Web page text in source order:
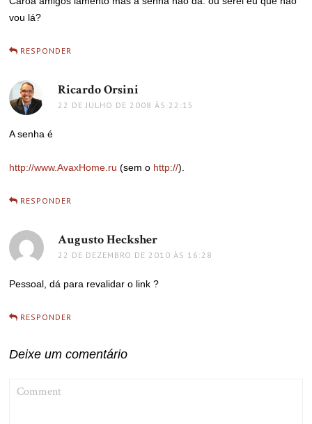
vou lá?
RESPONDER
Ricardo Orsini
22 DE JULHO DE 2008 ÀS 22:15
A senha é
http://www.AvaxHome.ru (sem o http://).
RESPONDER
Augusto Hecksher
22 DE DEZEMBRO DE 2010 ÀS 16:28
Pessoal, dá para revalidar o link ?
RESPONDER
Deixe um comentário